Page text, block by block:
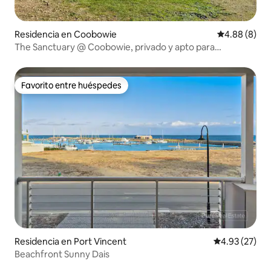
Residencia en Coobowie Calificación
4.88 (8)
The Sanctuary @ Coobowie, privado y apto para
Favorito entre huéspedes
Favorito entre huéspedes
Residencia en Port Vincent Calificación
4.93 (27)
Beachfront Sunny Dais